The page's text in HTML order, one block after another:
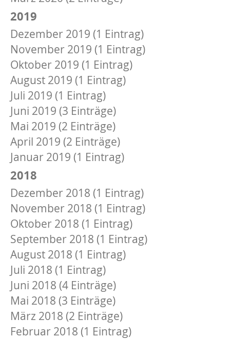
2019
Dezember 2019 (1 Eintrag)
November 2019 (1 Eintrag)
Oktober 2019 (1 Eintrag)
August 2019 (1 Eintrag)
Juli 2019 (1 Eintrag)
Juni 2019 (3 Einträge)
Mai 2019 (2 Einträge)
April 2019 (2 Einträge)
Januar 2019 (1 Eintrag)
2018
Dezember 2018 (1 Eintrag)
November 2018 (1 Eintrag)
Oktober 2018 (1 Eintrag)
September 2018 (1 Eintrag)
August 2018 (1 Eintrag)
Juli 2018 (1 Eintrag)
Juni 2018 (4 Einträge)
Mai 2018 (3 Einträge)
März 2018 (2 Einträge)
Februar 2018 (1 Eintrag)